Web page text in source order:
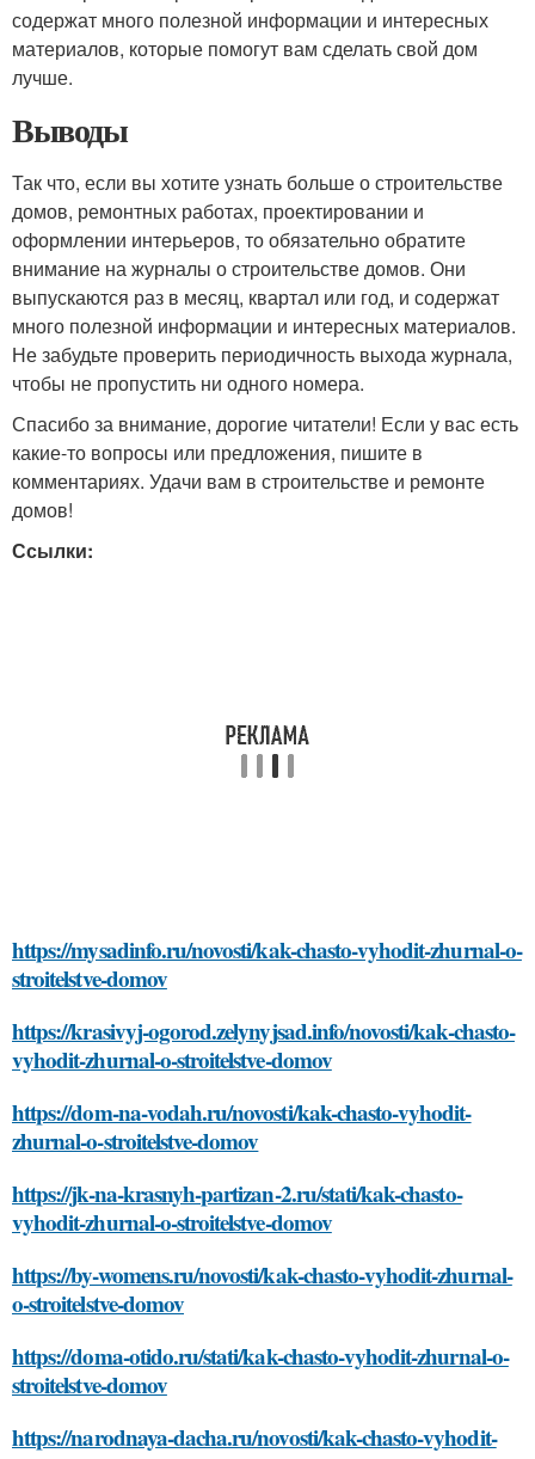
содержат много полезной информации и интересных
материалов, которые помогут вам сделать свой дом
лучше.
Выводы
Так что, если вы хотите узнать больше о строительстве
домов, ремонтных работах, проектировании и
оформлении интерьеров, то обязательно обратите
внимание на журналы о строительстве домов. Они
выпускаются раз в месяц, квартал или год, и содержат
много полезной информации и интересных материалов.
Не забудьте проверить периодичность выхода журнала,
чтобы не пропустить ни одного номера.
Спасибо за внимание, дорогие читатели! Если у вас есть
какие-то вопросы или предложения, пишите в
комментариях. Удачи вам в строительстве и ремонте
домов!
Ссылки:
https://mysadinfo.ru/novosti/kak-chasto-vyhodit-zhurnal-o-
stroitelstve-domov
https://krasivyj-ogorod.zelynyjsad.info/novosti/kak-chasto-
vyhodit-zhurnal-o-stroitelstve-domov
https://dom-na-vodah.ru/novosti/kak-chasto-vyhodit-
zhurnal-o-stroitelstve-domov
https://jk-na-krasnyh-partizan-2.ru/stati/kak-chasto-
vyhodit-zhurnal-o-stroitelstve-domov
https://by-womens.ru/novosti/kak-chasto-vyhodit-zhurnal-
o-stroitelstve-domov
https://doma-otido.ru/stati/kak-chasto-vyhodit-zhurnal-o-
stroitelstve-domov
https://narodnaya-dacha.ru/novosti/kak-chasto-vyhodit-